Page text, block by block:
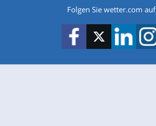
Folgen Sie wetter.com auf